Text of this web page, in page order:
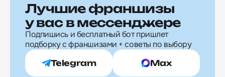
Лучшие франшизы
у вас в мессенджере
Подпишись и бесплатный бот пришлет
подборку с франшизами + советы по выбору
Telegram Max